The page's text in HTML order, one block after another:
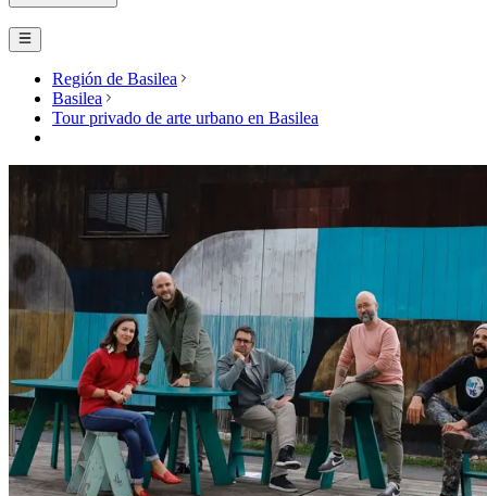
Región de Basilea
Basilea
Tour privado de arte urbano en Basilea